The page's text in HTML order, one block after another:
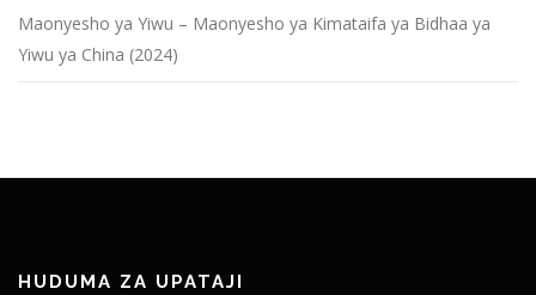
Maonyesho ya Yiwu – Maonyesho ya Kimataifa ya Bidhaa ya
Yiwu ya China (2024)
HUDUMA ZA UPATAJI